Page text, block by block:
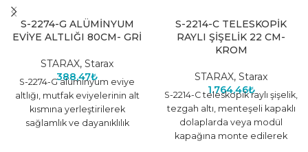
S-2274-G ALÜMİNYUM
EVİYE ALTLIĞI 80CM- GRİ
STARAX, Starax
388,47₺
S-2274-G alüminyum eviyе
altlığı, mutfak eviyelerinin alt
kısmına yerleştirilerek
sağlamlık ve dayanıklılık
S-2214-C TELESKOPİK
RAYLI ŞİŞELİK 22 CM-
KROM
STARAX, Starax
1.764,46₺
S-2214-C teleskopik raylı şişelik,
tezgah altı, menteşeli kapaklı
dolaplarda veya modül
kapağına monte edilerek